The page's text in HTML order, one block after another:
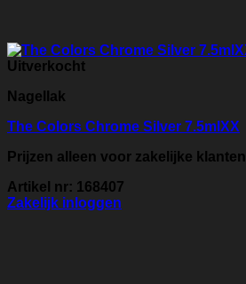
Uitverkocht
Nagellak
The Colors Chrome Silver 7.5mlXX
Prijzen alleen voor zakelijke klanten
Artikel nr: 168407
Zakelijk inloggen